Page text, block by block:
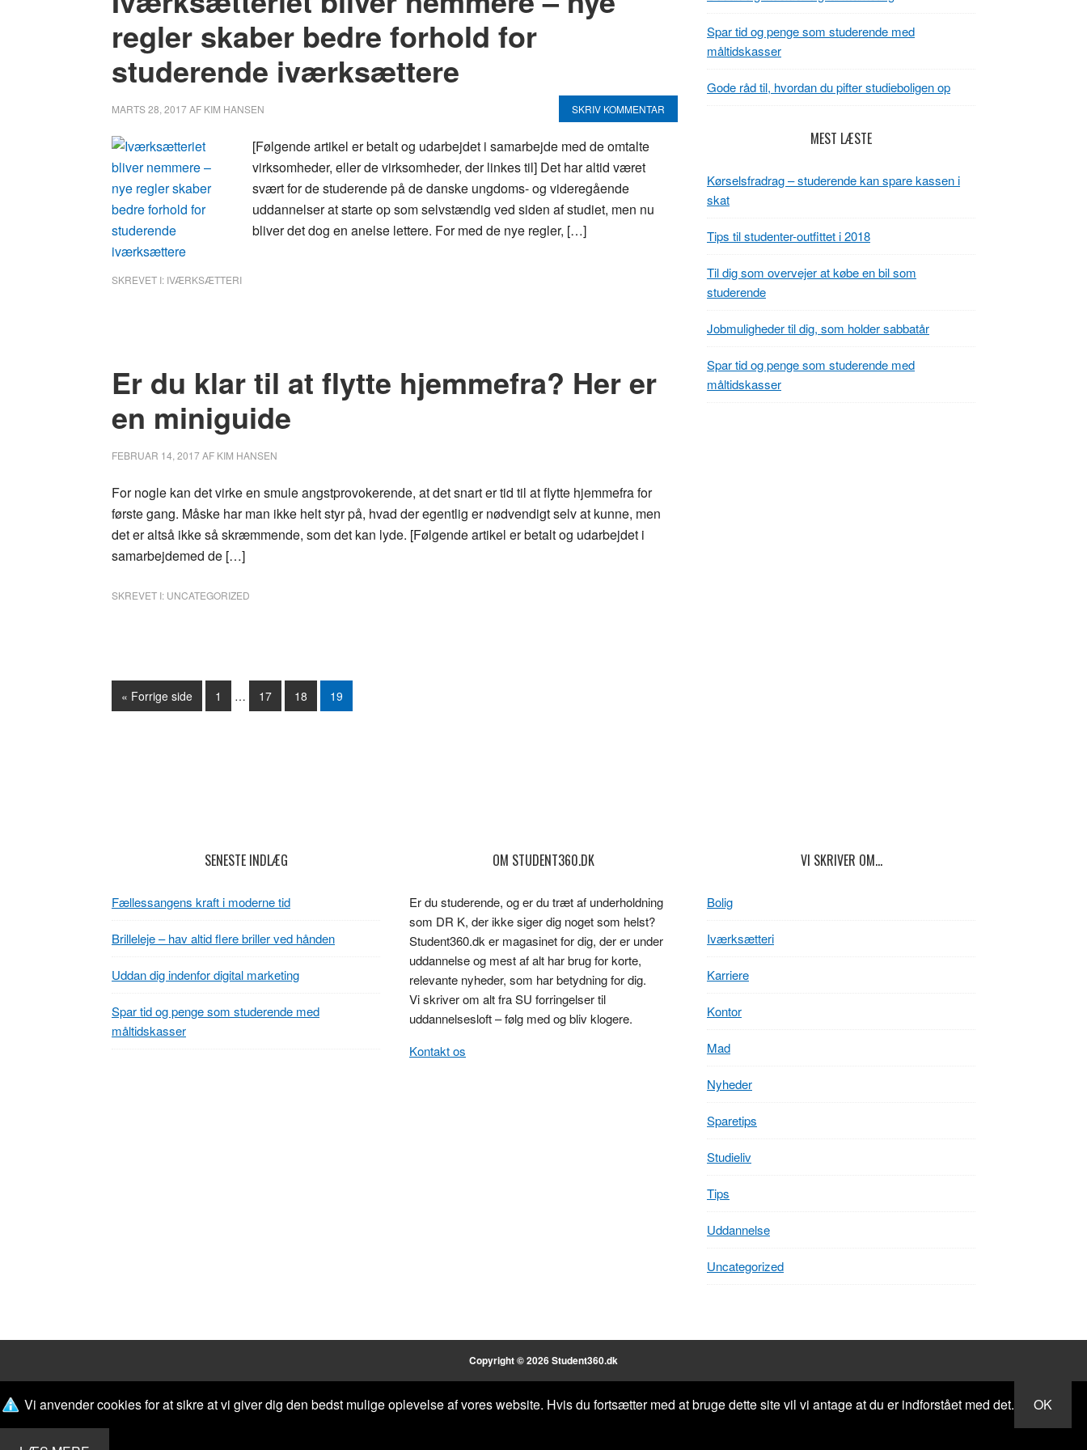
regler skaber bedre forhold for
studerende iværksættere
MARTS 28, 2017AF KIM HANSEN SKRIV KOMMENTAR
[Følgende artikel er betalt og udarbejdet i samarbejde med de omtalte
virksomheder, eller de virksomheder, der linkes til] Det har altid været
svært for de studerende på de danske ungdoms- og videregående
uddannelser at starte op som selvstændig ved siden af studiet, men nu
bliver det dog en anelse lettere. For med de nye regler, […]
SKREVET I: IVÆRKSÆTTERI
Er du klar til at flytte hjemmefra? Her er
en miniguide
FEBRUAR 14, 2017AF KIM HANSEN
For nogle kan det virke en smule angstprovokerende, at det snart er tid til at flytte hjemmefra for
første gang. Måske har man ikke helt styr på, hvad der egentlig er nødvendigt selv at kunne, men
det er altså ikke så skræmmende, som det kan lyde. [Følgende artikel er betalt og udarbejdet i
samarbejdemed de […]
SKREVET I: UNCATEGORIZED
« Forrige side Side
1 … Side
17 Side
18 Side
19
Spar tid og penge som studerende med
måltidskasser
Gode råd til, hvordan du pifter studieboligen op
MEST LÆSTE
Kørselsfradrag – studerende kan spare kassen i
skat
Tips til studenter-outfittet i 2018
Til dig som overvejer at købe en bil som
studerende
Jobmuligheder til dig, som holder sabbatår
Spar tid og penge som studerende med
måltidskasser
SENESTE INDLÆG
Fællessangens kraft i moderne tid
Brilleleje – hav altid flere briller ved hånden
Uddan dig indenfor digital marketing
Spar tid og penge som studerende med
måltidskasser
OM STUDENT360.DK
Er du studerende, og er du træt af underholdning
som DR K, der ikke siger dig noget som helst?
Student360.dk er magasinet for dig, der er under
uddannelse og mest af alt har brug for korte,
relevante nyheder, som har betydning for dig.
Vi skriver om alt fra SU forringelser til
uddannelsesloft – følg med og bliv klogere.
Kontakt os
VI SKRIVER OM…
Bolig
Iværksætteri
Karriere
Kontor
Mad
Nyheder
Sparetips
Studieliv
Tips
Uddannelse
Uncategorized
Copyright © 2026 Student360.dk
Vi anvender cookies for at sikre at vi giver dig den bedst mulige oplevelse af vores website. Hvis du fortsætter med at bruge dette site vil vi antage at du er indforstået med det. OK